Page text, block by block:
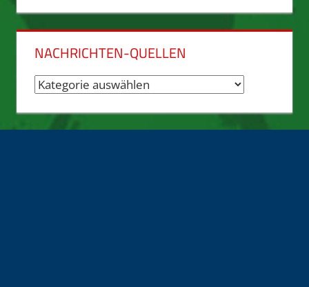
NACHRICHTEN-QUELLEN
Nachrichten-